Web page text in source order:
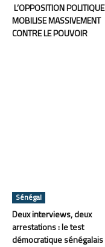
L’OPPOSITION POLITIQUE
MOBILISE MASSIVEMENT
CONTRE LE POUVOIR
Sénégal
Deux interviews, deux
arrestations : le test
démocratique sénégalais